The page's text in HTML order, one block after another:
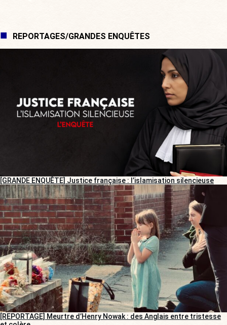
REPORTAGES/GRANDES ENQUÊTES
[GRANDE ENQUÊTE] Justice française : l’islamisation silencieuse
[REPORTAGE] Meurtre d’Henry Nowak : des Anglais entre tristesse